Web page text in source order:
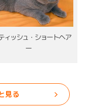
ィッシュ・ショートヘア
ー
見る